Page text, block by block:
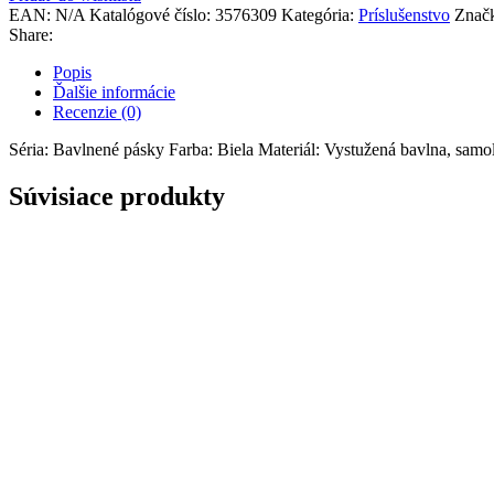
EAN: N/A Katalógové číslo: 3576309 Kategória: Príslušenstvo
Share:
Popis
Ďalšie informácie
Recenzie (0)
Séria: Bavlnené pásky Farba: Biela Materiál: Vystužená bavlna,
Súvisiace produkty